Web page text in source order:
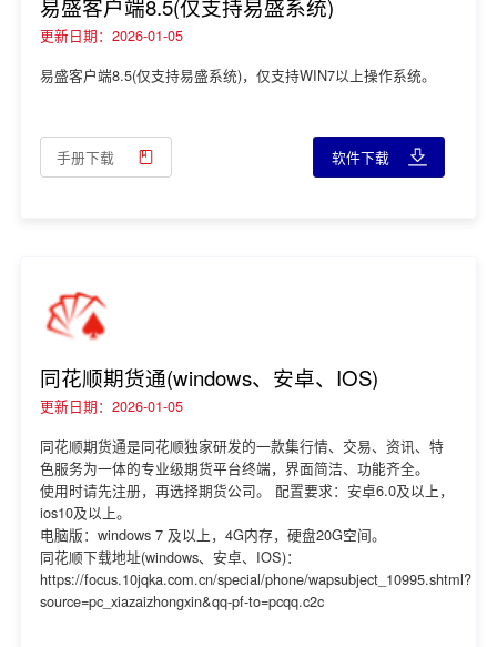
易盛客户端8.5(仅支持易盛系统)
更新日期：2026-01-05
易盛客户端8.5(仅支持易盛系统)，仅支持WIN7以上操作系统。
手册下载 软件下载
同花顺期货通(windows、安卓、IOS)
更新日期：2026-01-05
同花顺期货通是同花顺独家研发的一款集行情、交易、资讯、特
色服务为一体的专业级期货平台终端，界面简洁、功能齐全。
使用时请先注册，再选择期货公司。 配置要求：安卓6.0及以上，
ios10及以上。
电脑版：windows 7 及以上，4G内存，硬盘20G空间。
同花顺下载地址(windows、安卓、IOS)：
https://focus.10jqka.com.cn/special/phone/wapsubject_10995.shtml?
source=pc_xiazaizhongxin&qq-pf-to=pcqq.c2c